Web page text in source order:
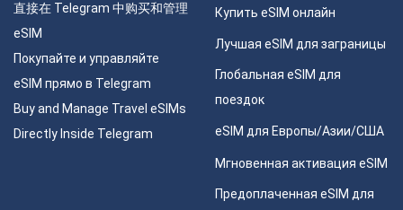
直接在 Telegram 中购买和管理
eSIM
Покупайте и управляйте
eSIM прямо в Telegram
Buy and Manage Travel eSIMs
Directly Inside Telegram
Купить eSIM онлайн
Лучшая eSIM для заграницы
Глобальная eSIM для
поездок
eSIM для Европы/Азии/США
Мгновенная активация eSIM
Предоплаченная eSIM для